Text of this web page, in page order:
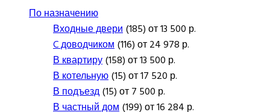
По назначению
Входные двери(185) от 13 500 р.
C доводчиком(116) от 24 978 р.
В квартиру(158) от 13 500 р.
В котельную(15) от 17 520 р.
В подъезд(15) от 7 500 р.
В частный дом(199) от 16 284 р.